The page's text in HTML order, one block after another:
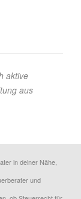
aktive
aus
in deiner Nähe,
und